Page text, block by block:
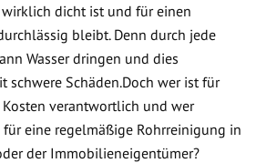
wirklich dicht ist und für einen
bleibt. Denn durch jede
Wasser dringen und dies
schwere Schäden.Doch wer ist für
verantwortlich und wer
eine regelmäßige Rohrreinigung in
der Immobilieneigentümer?